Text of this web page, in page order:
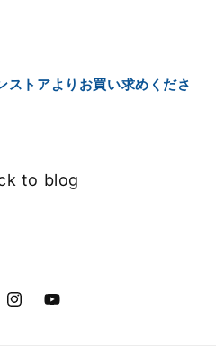
ストアよりお買い求めくださ
to blog
InstagramYouTube